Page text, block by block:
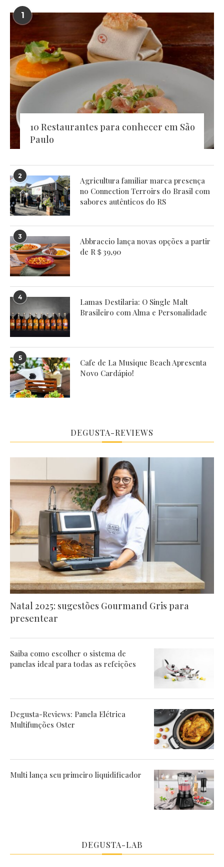
1
10 Restaurantes para conhecer em São
Paulo
2
Agricultura familiar marca presença
no Connection Terroirs do Brasil com
sabores autênticos do RS
3
Abbraccio lança novas opções a partir
de R＄39,90
4
Lamas Destilaria: O Single Malt
Brasileiro com Alma e Personalidade
5
Cafe de La Musique Beach Apresenta
Novo Cardápio!
DEGUSTA-REVIEWS
Natal 2025: sugestões Gourmand Gris para
presentear
Saiba como escolher o sistema de
panelas ideal para todas as refeições
Degusta-Reviews: Panela Elétrica
Multifunções Oster
Multi lança seu primeiro liquidificador
DEGUSTA-LAB